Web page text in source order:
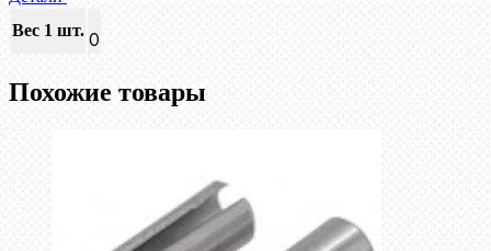
Вес 1 шт. 0
Похожие товары